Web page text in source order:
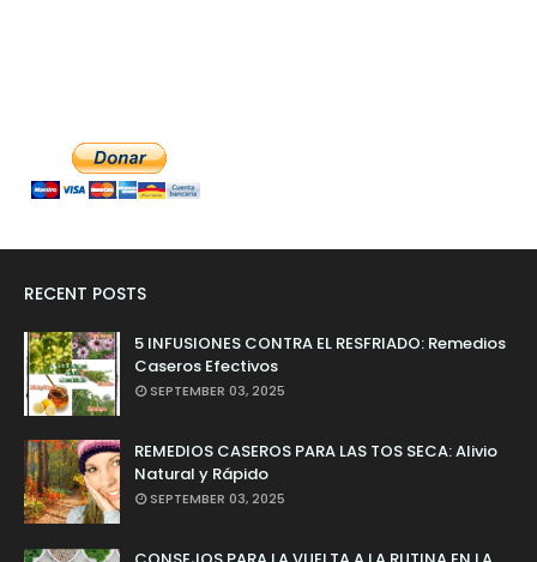
RECENT POSTS
5 INFUSIONES CONTRA EL RESFRIADO: Remedios
Caseros Efectivos
SEPTEMBER 03, 2025
REMEDIOS CASEROS PARA LAS TOS SECA: Alivio
Natural y Rápido
SEPTEMBER 03, 2025